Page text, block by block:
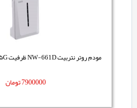
مودم روتر نتربیت NW-661D ظرفیت ۴.۵G بی‌سیم AC1200
7900000تومان